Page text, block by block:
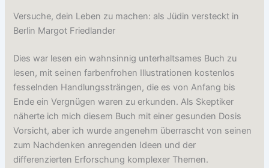
Versuche, dein Leben zu machen: als Jüdin versteckt in
Berlin Margot Friedlander
Dies war lesen ein wahnsinnig unterhaltsames Buch zu
lesen, mit seinen farbenfrohen Illustrationen kostenlos
fesselnden Handlungssträngen, die es von Anfang bis
Ende ein Vergnügen waren zu erkunden. Als Skeptiker
näherte ich mich diesem Buch mit einer gesunden Dosis
Vorsicht, aber ich wurde angenehm überrascht von seinen
zum Nachdenken anregenden Ideen und der
differenzierten Erforschung komplexer Themen.